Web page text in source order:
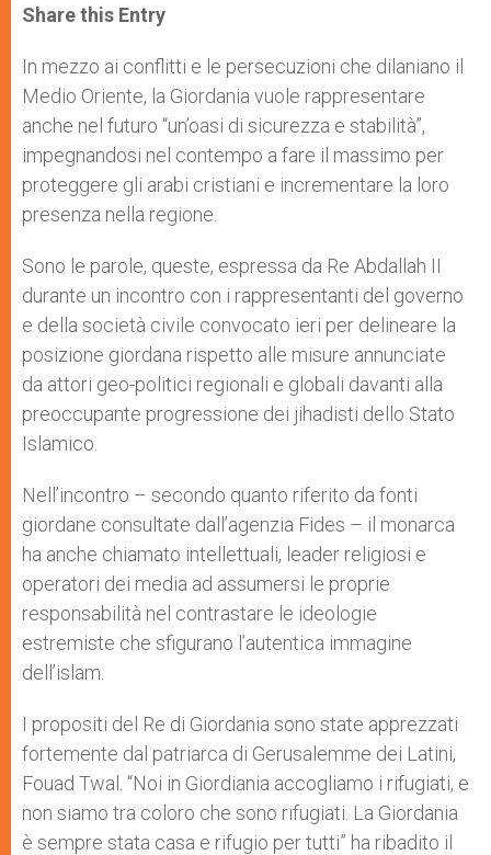
t
s
p
p
s
e
g
e
r
e
b
o
k
r
Share this Entry
In mezzo ai conflitti e le persecuzioni che dilaniano il
Medio Oriente, la Giordania vuole rappresentare
anche nel futuro “un’oasi di sicurezza e stabilità”,
impegnandosi nel contempo a fare il massimo per
proteggere gli arabi cristiani e incrementare la loro
presenza nella regione.
Sono le parole, queste, espressa da Re Abdallah II
durante un incontro con i rappresentanti del governo
e della società civile convocato ieri per delineare la
posizione giordana rispetto alle misure annunciate
da attori geo-politici regionali e globali davanti alla
preoccupante progressione dei jihadisti dello Stato
Islamico.
Nell’incontro – secondo quanto riferito da fonti
giordane consultate dall’agenzia Fides – il monarca
ha anche chiamato intellettuali, leader religiosi e
operatori dei media ad assumersi le proprie
responsabilità nel contrastare le ideologie
estremiste che sfigurano l’autentica immagine
dell’islam.
I propositi del Re di Giordania sono state apprezzati
fortemente dal patriarca di Gerusalemme dei Latini,
Fouad Twal. “Noi in Giordiania accogliamo i rifugiati, e
non siamo tra coloro che sono rifugiati. La Giordania
è sempre stata casa e rifugio per tutti” ha ribadito il